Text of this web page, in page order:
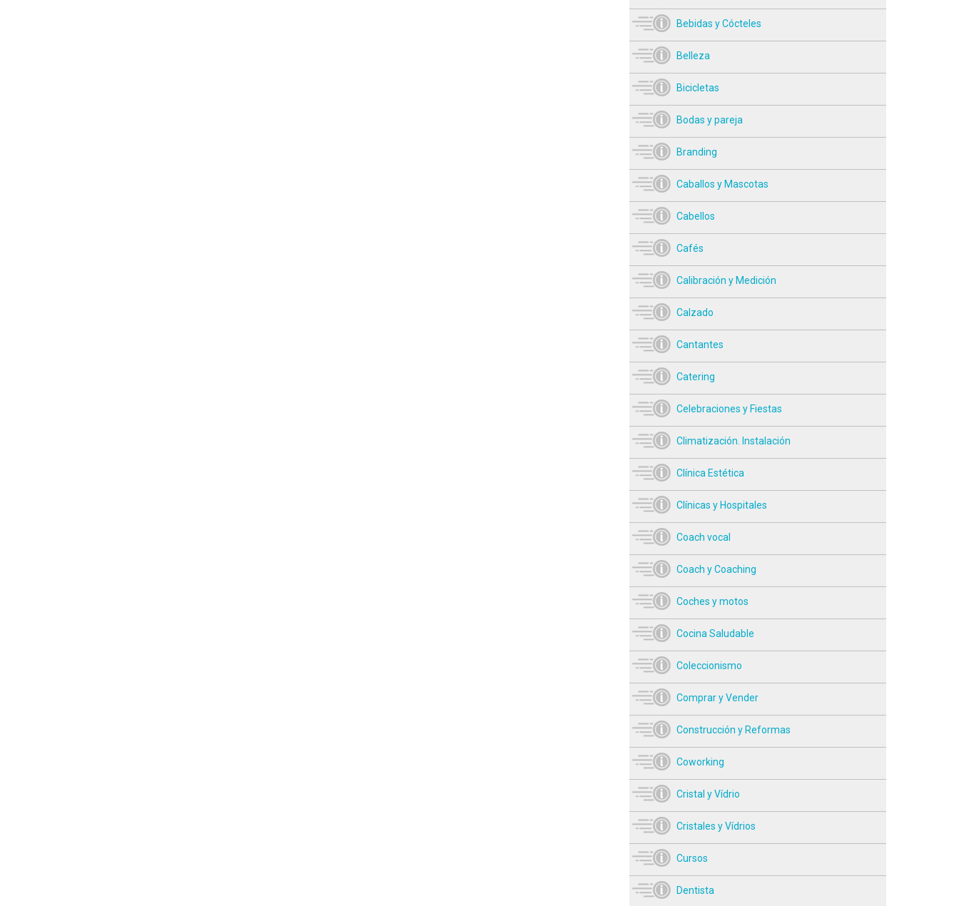
Bebidas y Cócteles
Belleza
Bicicletas
Bodas y pareja
Branding
Caballos y Mascotas
Cabellos
Cafés
Calibración y Medición
Calzado
Cantantes
Catering
Celebraciones y Fiestas
Climatización. Instalación
Clínica Estética
Clínicas y Hospitales
Coach vocal
Coach y Coaching
Coches y motos
Cocina Saludable
Coleccionismo
Comprar y Vender
Construcción y Reformas
Coworking
Cristal y Vídrio
Cristales y Vídrios
Cursos
Dentista